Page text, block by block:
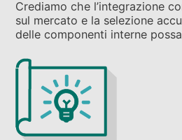
Crediamo che l’integrazione
sul mercato e la selezione
delle componenti interne